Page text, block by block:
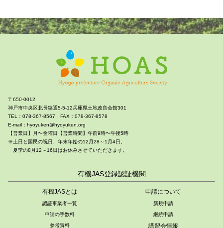
〒650-0012
神戸市中央区北長狭通5-5-12兵庫県土地改良会館301
TEL：078-367-8567 FAX：078-367-8578
E-mail：hyoyuken@hyoyuken.org
【営業日】月〜金曜日【営業時間】午前9時〜午後5時
※土日と国民の祝日、年末年始の12月28～1月4日、
夏季の8月12～16日はお休みさせていただきます。
有機JAS登録認証機関
有機JASとは
認証事業者一覧
申請の手数料
参考資料
申請について
新規申請
継続申請
講習会情報